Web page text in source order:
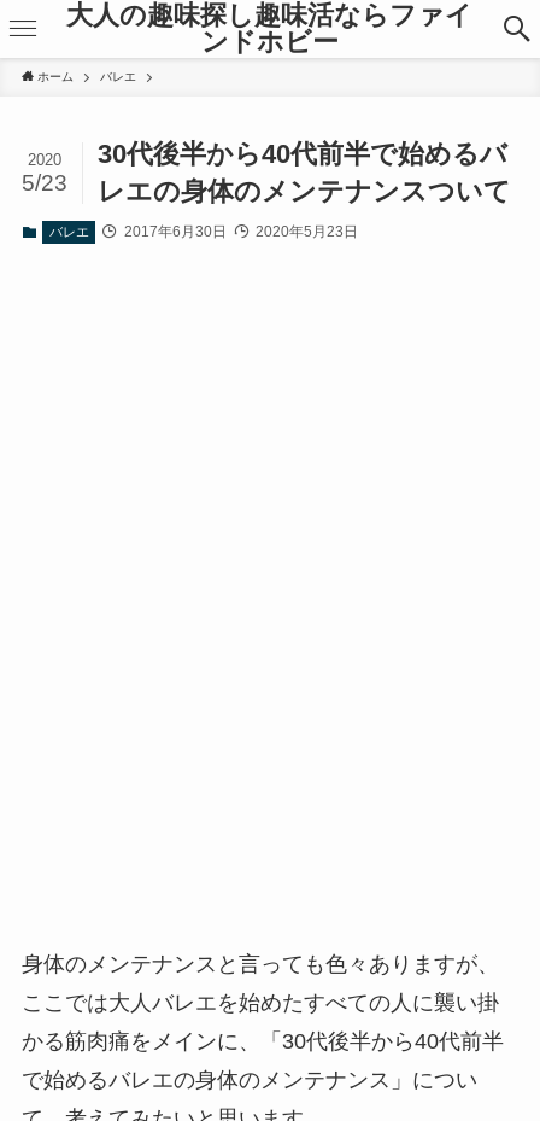
大人の趣味探し趣味活ならファイ
ンドホビー
ホーム バレエ
30代後半から40代前半で始めるバ
レエの身体のメンテナンスついて
2020
5/23
バレエ 2017年6月30日 2020年5月23日
身体のメンテナンスと言っても色々ありますが、
ここでは大人バレエを始めたすべての人に襲い掛
かる筋肉痛をメインに、「30代後半から40代前半
で始めるバレエの身体のメンテナンス」につい